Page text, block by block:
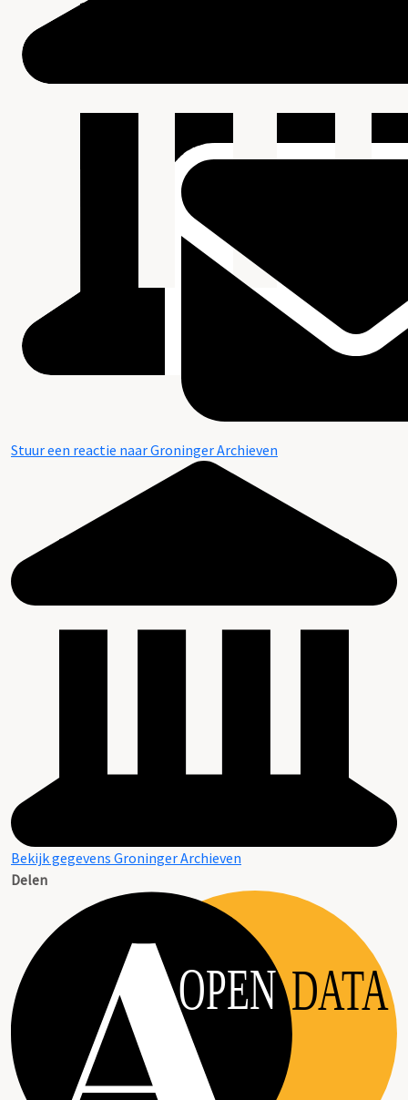
Stuur een reactie naar Groninger Archieven
Bekijk gegevens Groninger Archieven
Delen
OPEN DATA